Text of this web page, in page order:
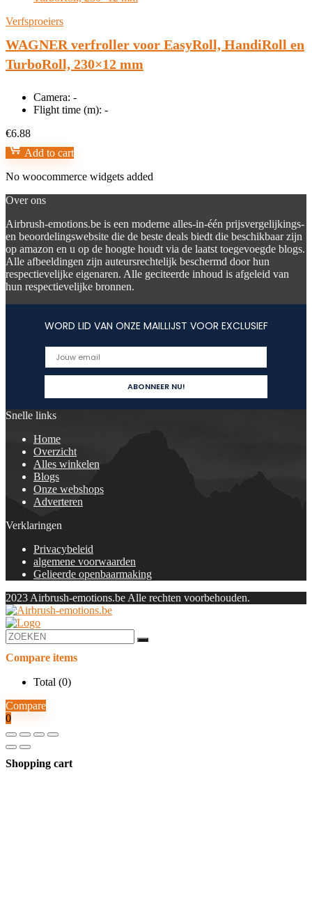
Verfsproeiers
WAGNER verfroller voor EasyRoll, HandiRoll en
TurboRoll, 230×12 mm
Camera: -
Flight time (m): -
€6.88
Add to cart
No woocommerce widgets added
Over ons
Airbrush-emotions.be is een moderne alles-in-één prijsvergelijkings-
en beoordelingswebsite die de beste deals biedt die beschikbaar zijn
op amazon en u op de hoogte houdt via de laatst toegevoegde blogs.
Alle afbeeldingen zijn auteursrechtelijk beschermd door hun
respectievelijke eigenaren. Alle geciteerde inhoud is afgeleid van
hun respectievelijke bronnen.
WORD LID VAN ONZE MAILLIJST VOOR EXCLUSIEF
Snelle links
Home
Overzicht
Alles winkelen
Blogs
Onze webshops
Adverteren
Verklaringen
Privacybeleid
algemene voorwaarden
Gelieerde openbaarmaking
2023 Airbrush-emotions.be Alle rechten voorbehouden.
Compare items
Total (0)
Compare
0
Shopping cart